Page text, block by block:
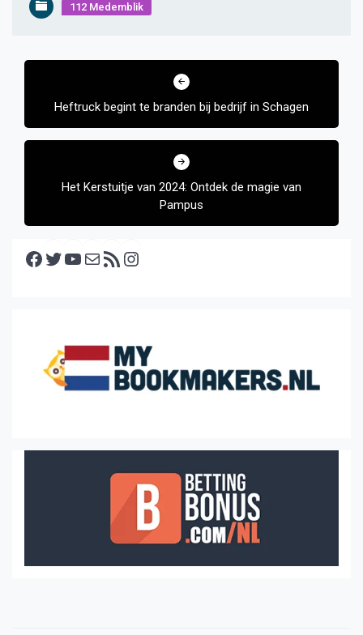
112 Medemblik
Bericht
Heftruck begint te branden bij bedrijf in Schagen
Het Kerstuitje van 2024: Ontdek de magie van
Pampus
Facebook Twitter YouTube E-mail RSS feed